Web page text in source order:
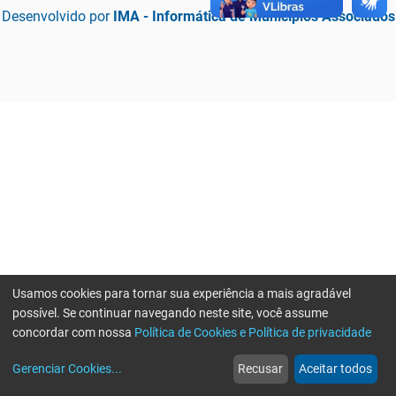
Desenvolvido por IMA - Informática de Municípios Associados
web
Notícias
more_horiz
Mais
Usamos cookies para tornar sua experiência a mais agradável
possível. Se continuar navegando neste site, você assume
concordar com nossa Política de Cookies e Política de privacidade
Gerenciar Cookies... Recusar Aceitar todos
Erro ao enviar informações, por favor tente novamente